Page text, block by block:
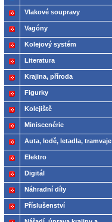
Vlakové soupravy
Vagóny
Kolejový systém
Literatura
Krajina, příroda
Figurky
Kolejiště
Miniscenérie
Auta, lodě, letadla, tramvaje
Elektro
Digitál
Náhradní díly
Příslušenství